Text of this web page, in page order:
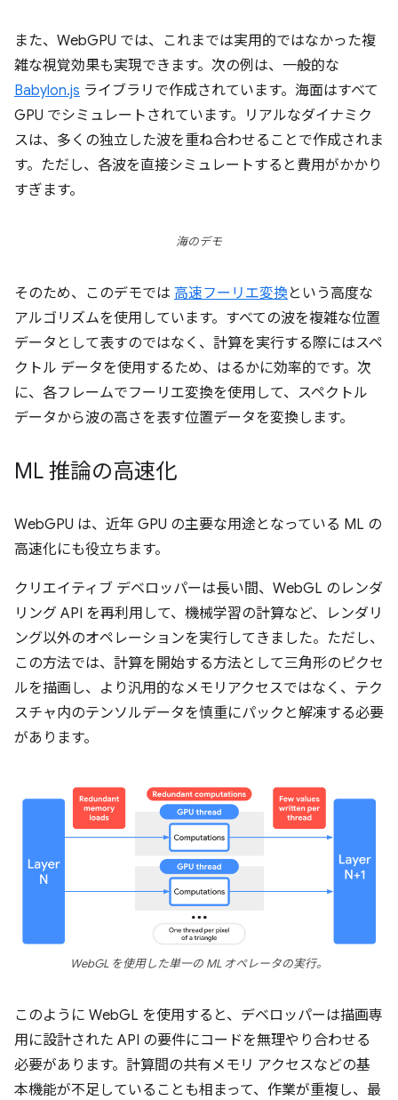
また、WebGPU では、これまでは実用的ではなかった複
雑な視覚効果も実現できます。次の例は、一般的な
Babylon.js ライブラリで作成されています。海面はすべて
GPU でシミュレートされています。リアルなダイナミク
スは、多くの独立した波を重ね合わせることで作成されま
す。ただし、各波を直接シミュレートすると費用がかかり
すぎます。
海のデモ
そのため、このデモでは 高速フーリエ変換 という高度な
アルゴリズムを使用しています。すべての波を複雑な位置
データとして表すのではなく、計算を実行する際にはスペ
クトル データを使用するため、はるかに効率的です。次
に、各フレームでフーリエ変換を使用して、スペクトル
データから波の高さを表す位置データを変換します。
ML 推論の高速化
WebGPU は、近年 GPU の主要な用途となっている ML の
高速化にも役立ちます。
クリエイティブ デベロッパーは長い間、WebGL のレンダ
リング API を再利用して、機械学習の計算など、レンダリ
ング以外のオペレーションを実行してきました。ただし、
この方法では、計算を開始する方法として三角形のピクセ
ルを描画し、より汎用的なメモリアクセスではなく、テク
スチャ内のテンソルデータを慎重にパックと解凍する必要
があります。
WebGL を使用した単一の ML オペレータの実行。
このように WebGL を使用すると、デベロッパーは描画専
用に設計された API の要件にコードを無理やり合わせる
必要があります。計算間の共有メモリ アクセスなどの基
本機能が不足していることも相まって、作業が重複し、最